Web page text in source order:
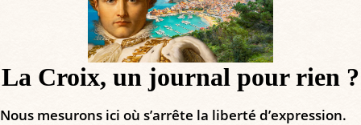
La Croix, un journal pour rien ?
Nous mesurons ici où s’arrête la liberté d’expression.